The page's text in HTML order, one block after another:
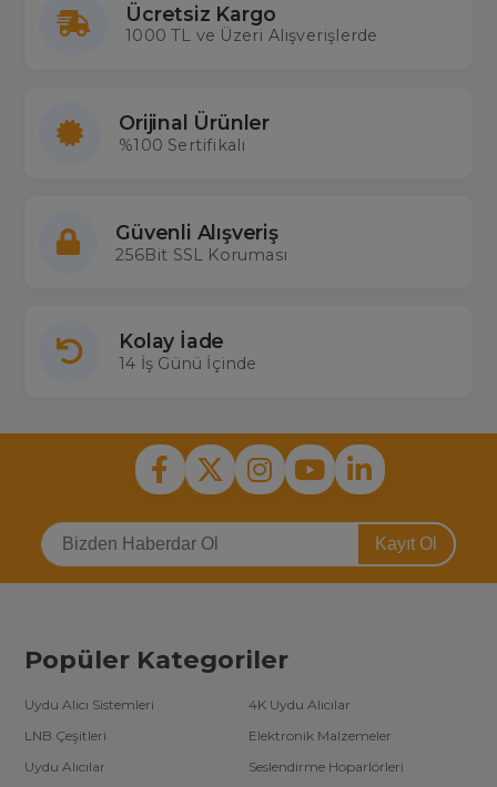
Ücretsiz Kargo
1000 TL ve Üzeri Alışverişlerde
Orijinal Ürünler
%100 Sertifikalı
Güvenli Alışveriş
256Bit SSL Koruması
Kolay İade
14 İş Günü İçinde
Kayıt Ol
Popüler Kategoriler
Uydu Alıcı Sistemleri
4K Uydu Alıcılar
LNB Çeşitleri
Elektronik Malzemeler
Uydu Alıcılar
Seslendirme Hoparlörleri